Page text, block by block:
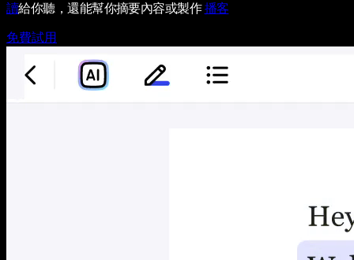
讀給你聽，還能幫你摘要內容或製作播客
免費試用